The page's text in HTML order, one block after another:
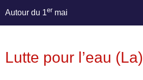
Autour du 1er mai
Lutte pour l’eau (La)